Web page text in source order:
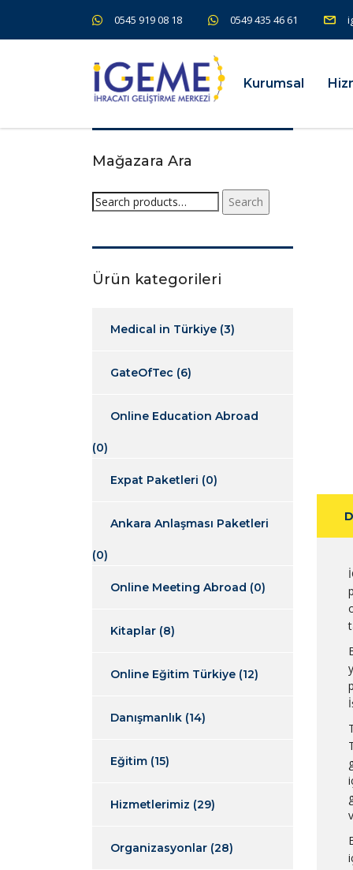
0545 919 08 18 0549 435 46 61
Kurumsal
Mağazara Ara
Search
Ürün kategorileri
Medical in Türkiye (3)
GateOfTec (6)
Online Education Abroad
(0)
Expat Paketleri (0)
Ankara Anlaşması Paketleri
(0)
Online Meeting Abroad (0)
Kitaplar (8)
Online Eğitim Türkiye (12)
Danışmanlık (14)
Eğitim (15)
Hizmetlerimiz (29)
Organizasyonlar (28)